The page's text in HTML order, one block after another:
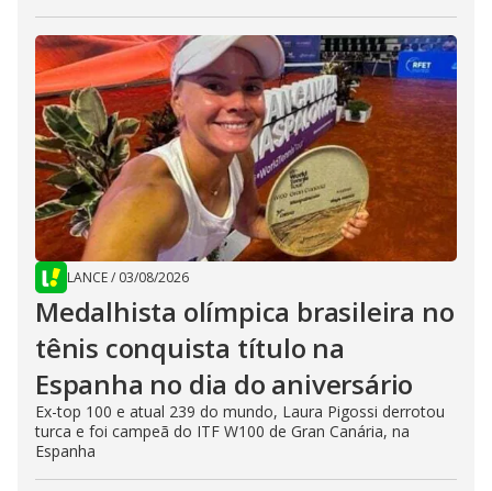
LANCE/ 03/08/2026
Medalhista olímpica brasileira no
tênis conquista título na
Espanha no dia do aniversário
Ex-top 100 e atual 239 do mundo, Laura Pigossi derrotou
turca e foi campeã do ITF W100 de Gran Canária, na
Espanha